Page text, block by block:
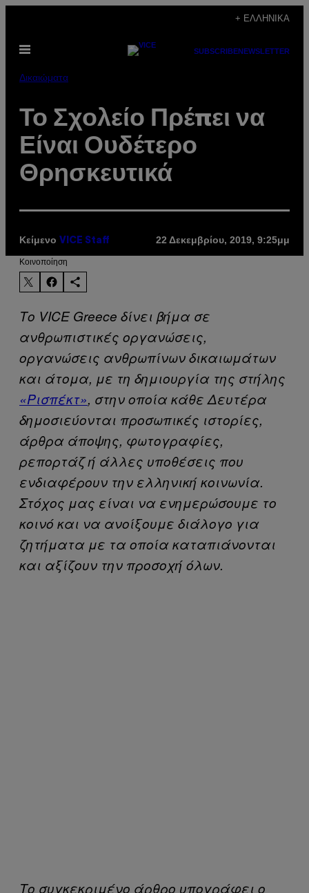
περιεχόμενο
+ ΕΛΛΗΝΙΚΆ
Ανοίξτε
SUBSCRIBENEWSLETTER
Δικαιώματα
Το Σχολείο Πρέπει να
Είναι Ουδέτερο
Θρησκευτικά
Κείμενο VICE Staff 22 Δεκεμβρίου, 2019, 9:25μμ
Kοινοποίηση
Το VICE Greece δίνει βήμα σε
ανθρωπιστικές οργανώσεις,
οργανώσεις ανθρωπίνων δικαιωμάτων
και άτομα, με τη δημιουργία της στήλης
«Ρισπέκτ», στην οποία κάθε Δευτέρα
δημοσιεύονται προσωπικές ιστορίες,
άρθρα άποψης, φωτογραφίες,
ρεπορτάζ ή άλλες υποθέσεις που
ενδιαφέρουν την ελληνική κοινωνία.
Στόχος μας είναι να ενημερώσουμε το
κοινό και να ανοίξουμε διάλογο για
ζητήματα με τα οποία καταπιάνονται
και αξίζουν την προσοχή όλων.
Το συγκεκριμένο άρθρο υπογράφει ο